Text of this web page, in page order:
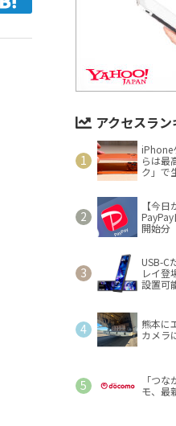
アクセスラ
iPhone
らは最
ク」で
【今
開始分
USB-C
レイ登
設置可
熊本に
カメラ
「つ
モ、最